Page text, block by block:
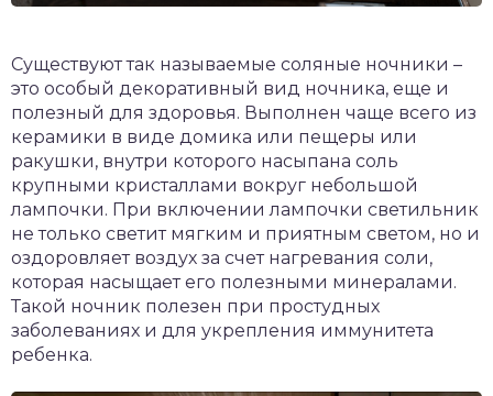
Существуют так называемые соляные ночники –
это особый декоративный вид ночника, еще и
полезный для здоровья. Выполнен чаще всего из
керамики в виде домика или пещеры или
ракушки, внутри которого насыпана соль
крупными кристаллами вокруг небольшой
лампочки. При включении лампочки светильник
не только светит мягким и приятным светом, но и
оздоровляет воздух за счет нагревания соли,
которая насыщает его полезными минералами.
Такой ночник полезен при простудных
заболеваниях и для укрепления иммунитета
ребенка.